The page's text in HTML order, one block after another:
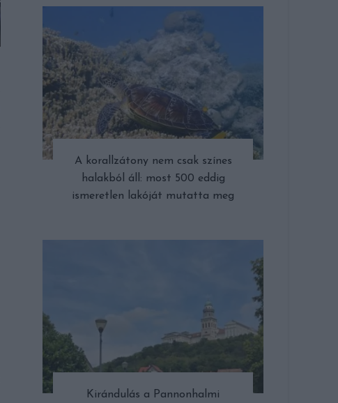
A korallzátony nem csak színes
halakból áll: most 500 eddig
ismeretlen lakóját mutatta meg
Kirándulás a Pannonhalmi